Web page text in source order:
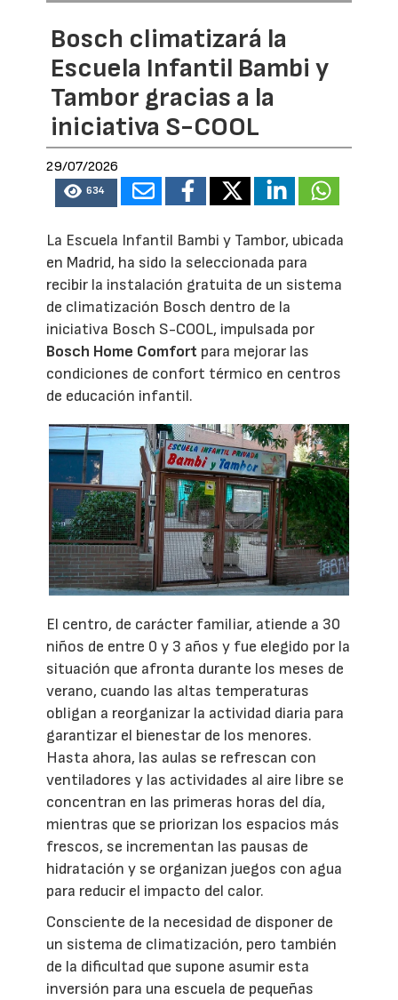
Bosch climatizará la
Escuela Infantil Bambi y
Tambor gracias a la
iniciativa S-COOL
29/07/2026
634
La Escuela Infantil Bambi y Tambor, ubicada
en Madrid, ha sido la seleccionada para
recibir la instalación gratuita de un sistema
de climatización Bosch dentro de la
iniciativa Bosch S-COOL, impulsada por
Bosch Home Comfort para mejorar las
condiciones de confort térmico en centros
de educación infantil.
El centro, de carácter familiar, atiende a 30
niños de entre 0 y 3 años y fue elegido por la
situación que afronta durante los meses de
verano, cuando las altas temperaturas
obligan a reorganizar la actividad diaria para
garantizar el bienestar de los menores.
Hasta ahora, las aulas se refrescan con
ventiladores y las actividades al aire libre se
concentran en las primeras horas del día,
mientras que se priorizan los espacios más
frescos, se incrementan las pausas de
hidratación y se organizan juegos con agua
para reducir el impacto del calor.
Consciente de la necesidad de disponer de
un sistema de climatización, pero también
de la dificultad que supone asumir esta
inversión para una escuela de pequeñas